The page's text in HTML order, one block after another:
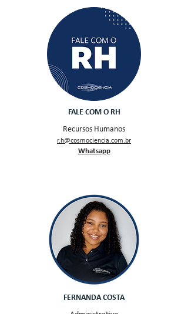
FALE COM O RH
Recursos Humanos
r.h@cosmociencia.com.br
Whatsapp
FERNANDA COSTA